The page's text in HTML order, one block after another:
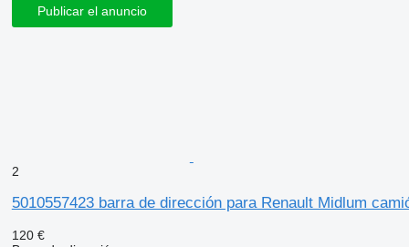
Publicar el anuncio
2
5010557423 barra de dirección para Renault Midlum
120 €